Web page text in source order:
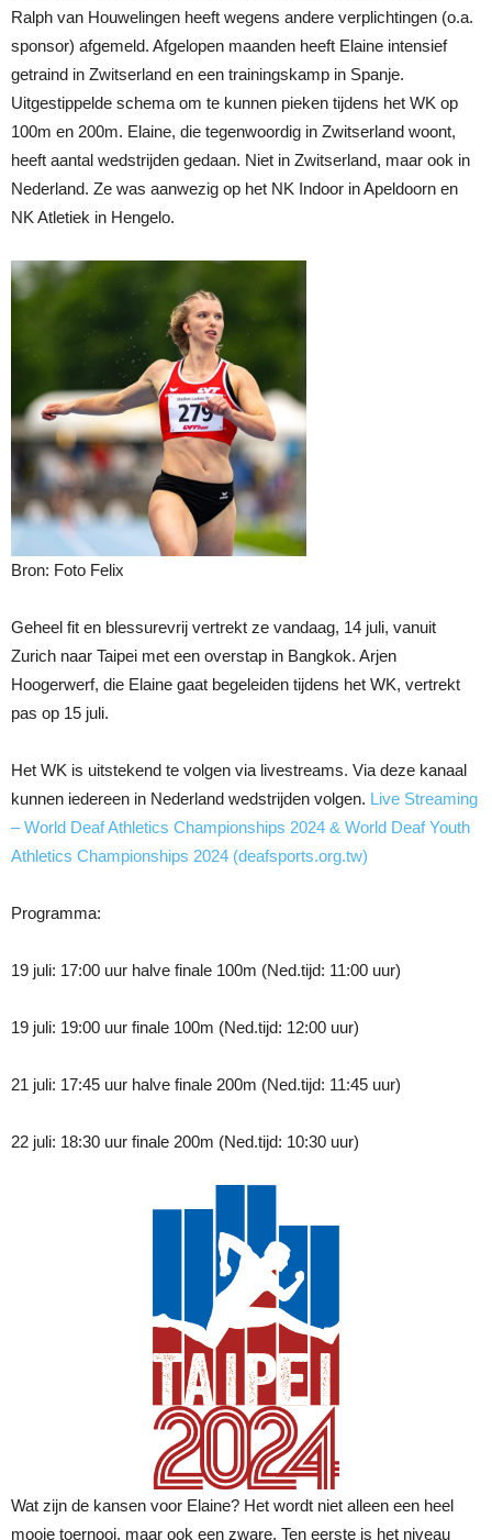
Ralph van Houwelingen heeft wegens andere verplichtingen (o.a.
sponsor) afgemeld. Afgelopen maanden heeft Elaine intensief
getraind in Zwitserland en een trainingskamp in Spanje.
Uitgestippelde schema om te kunnen pieken tijdens het WK op
100m en 200m. Elaine, die tegenwoordig in Zwitserland woont,
heeft aantal wedstrijden gedaan. Niet in Zwitserland, maar ook in
Nederland. Ze was aanwezig op het NK Indoor in Apeldoorn en
NK Atletiek in Hengelo.
Bron: Foto Felix
Geheel fit en blessurevrij vertrekt ze vandaag, 14 juli, vanuit
Zurich naar Taipei met een overstap in Bangkok. Arjen
Hoogerwerf, die Elaine gaat begeleiden tijdens het WK, vertrekt
pas op 15 juli.
Het WK is uitstekend te volgen via livestreams. Via deze kanaal
kunnen iedereen in Nederland wedstrijden volgen. Live Streaming
– World Deaf Athletics Championships 2024 & World Deaf Youth
Athletics Championships 2024 (deafsports.org.tw)
Programma:
19 juli: 17:00 uur halve finale 100m (Ned.tijd: 11:00 uur)
19 juli: 19:00 uur finale 100m (Ned.tijd: 12:00 uur)
21 juli: 17:45 uur halve finale 200m (Ned.tijd: 11:45 uur)
22 juli: 18:30 uur finale 200m (Ned.tijd: 10:30 uur)
Wat zijn de kansen voor Elaine? Het wordt niet alleen een heel
mooie toernooi, maar ook een zware. Ten eerste is het niveau